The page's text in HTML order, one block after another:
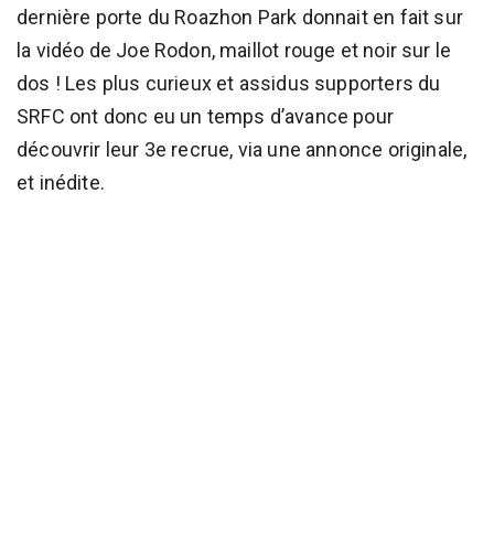
dernière porte du Roazhon Park donnait en fait sur
la vidéo de Joe Rodon, maillot rouge et noir sur le
dos ! Les plus curieux et assidus supporters du
SRFC ont donc eu un temps d’avance pour
découvrir leur 3e recrue, via une annonce originale,
et inédite.